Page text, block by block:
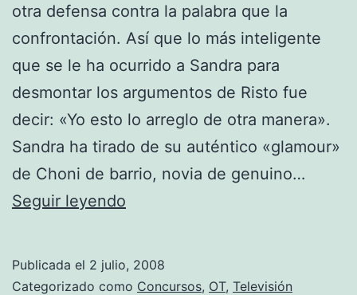
otra defensa contra la palabra que la
confrontación. Así que lo más inteligente
que se le ha ocurrido a Sandra para
desmontar los argumentos de Risto fue
decir: «Yo esto lo arreglo de otra manera».
Sandra ha tirado de su auténtico «glamour»
de Choni de barrio, novia de genuino…
Seguir leyendo
tienes.
Publicada el 2 julio, 2008
Categorizado como Concursos, OT, Televisión